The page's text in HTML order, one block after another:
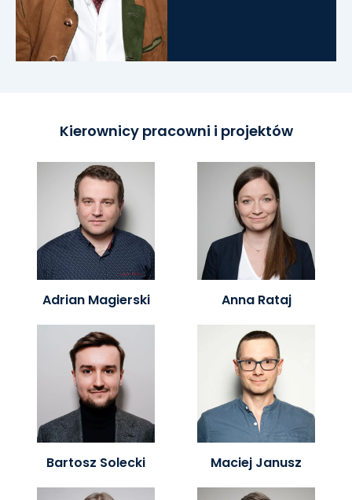
Kierownicy pracowni i projektów
Adrian Magierski Anna Rataj
Bartosz Solecki Maciej Janusz